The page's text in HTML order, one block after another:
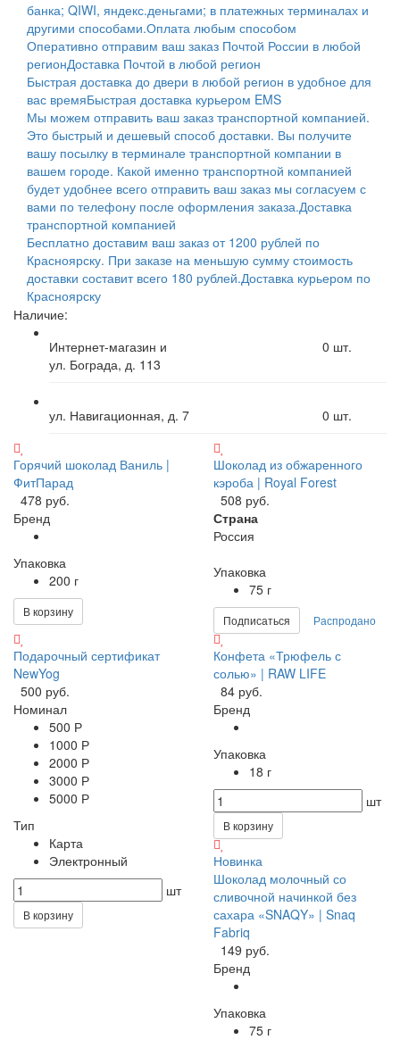
банка; QIWI, яндекс.деньгами; в платежных терминалах и
другими способами.Оплата любым способом
Оперативно отправим ваш заказ Почтой России в любой
регионДоставка Почтой в любой регион
Быстрая доставка до двери в любой регион в удобное для
вас времяБыстрая доставка курьером EMS
Мы можем отправить ваш заказ транспортной компанией.
Это быстрый и дешевый способ доставки. Вы получите
вашу посылку в терминале транспортной компании в
вашем городе. Какой именно транспортной компанией
будет удобнее всего отправить ваш заказ мы согласуем с
вами по телефону после оформления заказа.Доставка
транспортной компанией
Бесплатно доставим ваш заказ от 1200 рублей по
Красноярску. При заказе на меньшую сумму стоимость
доставки составит всего 180 рублей.Доставка курьером по
Красноярску
Наличие:
Интернет-магазин и
ул. Бограда, д. 113
0 шт.
ул. Навигационная, д. 7 0 шт.
Горячий шоколад Ваниль |
ФитПарад
478 руб.
Бренд
Упаковка
200 г
В корзину
Шоколад из обжаренного
кэроба | Royal Forest
508 руб.
Страна
Россия
Упаковка
75 г
Подписаться Распродано
Подарочный сертификат
NewYog
500 руб.
Номинал
500 Р
1000 Р
2000 Р
3000 Р
5000 Р
Тип
Карта
Электронный
шт
В корзину
Конфета «Трюфель с
солью» | RAW LIFE
84 руб.
Бренд
Упаковка
18 г
шт
В корзину
Новинка
Шоколад молочный со
сливочной начинкой без
сахара «SNAQY» | Snaq
Fabriq
149 руб.
Бренд
Упаковка
75 г